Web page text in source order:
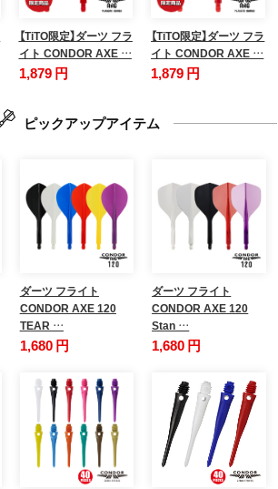
【TiTO限定】ダーツ フラ
イト CONDOR AXE …
1,879 円
【TiTO限定】ダーツ フラ
イト CONDOR AXE …
1,879 円
ピックアップアイテム
ダーツ フライト
CONDOR AXE 120
TEAR …
1,680 円
ダーツ フライト
CONDOR AXE 120
Stan …
1,680 円